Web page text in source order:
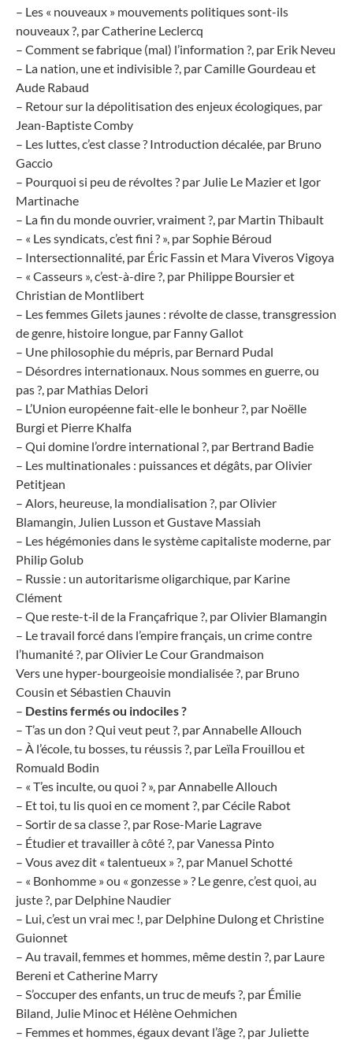
– Les « nouveaux » mouvements politiques sont-ils
nouveaux ?, par Catherine Leclercq
– Comment se fabrique (mal) l’information ?, par Erik Neveu
– La nation, une et indivisible ?, par Camille Gourdeau et
Aude Rabaud
– Retour sur la dépolitisation des enjeux écologiques, par
Jean-Baptiste Comby
– Les luttes, c’est classe ? Introduction décalée, par Bruno
Gaccio
– Pourquoi si peu de révoltes ? par Julie Le Mazier et Igor
Martinache
– La fin du monde ouvrier, vraiment ?, par Martin Thibault
– « Les syndicats, c’est fini ? », par Sophie Béroud
– Intersectionnalité, par Éric Fassin et Mara Viveros Vigoya
– « Casseurs », c’est-à-dire ?, par Philippe Boursier et
Christian de Montlibert
– Les femmes Gilets jaunes : révolte de classe, transgression
de genre, histoire longue, par Fanny Gallot
– Une philosophie du mépris, par Bernard Pudal
– Désordres internationaux. Nous sommes en guerre, ou
pas ?, par Mathias Delori
– L’Union européenne fait-elle le bonheur ?, par Noëlle
Burgi et Pierre Khalfa
– Qui domine l’ordre international ?, par Bertrand Badie
– Les multinationales : puissances et dégâts, par Olivier
Petitjean
– Alors, heureuse, la mondialisation ?, par Olivier
Blamangin, Julien Lusson et Gustave Massiah
– Les hégémonies dans le système capitaliste moderne, par
Philip Golub
– Russie : un autoritarisme oligarchique, par Karine
Clément
– Que reste-t‑il de la Françafrique ?, par Olivier Blamangin
– Le travail forcé dans l’empire français, un crime contre
l’humanité ?, par Olivier Le Cour Grandmaison
Vers une hyper-bourgeoisie mondialisée ?, par Bruno
Cousin et Sébastien Chauvin
– Destins fermés ou indociles ?
– T’as un don ? Qui veut peut ?, par Annabelle Allouch
– À l’école, tu bosses, tu réussis ?, par Leïla Frouillou et
Romuald Bodin
– « T’es inculte, ou quoi ? », par Annabelle Allouch
– Et toi, tu lis quoi en ce moment ?, par Cécile Rabot
– Sortir de sa classe ?, par Rose-Marie Lagrave
– Étudier et travailler à côté ?, par Vanessa Pinto
– Vous avez dit « talentueux » ?, par Manuel Schotté
– « Bonhomme » ou « gonzesse » ? Le genre, c’est quoi, au
juste ?, par Delphine Naudier
– Lui, c’est un vrai mec !, par Delphine Dulong et Christine
Guionnet
– Au travail, femmes et hommes, même destin ?, par Laure
Bereni et Catherine Marry
– S’occuper des enfants, un truc de meufs ?, par Émilie
Biland, Julie Minoc et Hélène Oehmichen
– Femmes et hommes, égaux devant l’âge ?, par Juliette